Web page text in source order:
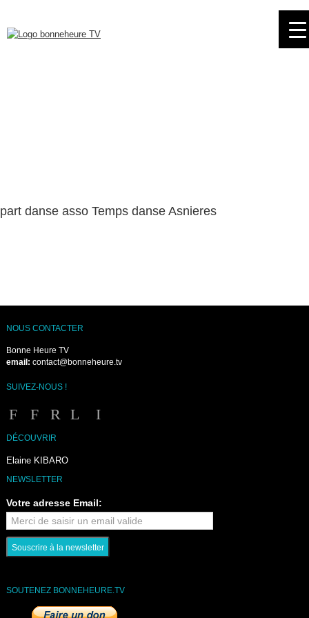
navigation
part danse asso Temps danse Asnieres
NOUS CONTACTER
Bonne Heure TV
email: contact@bonneheure.tv
SUIVEZ-NOUS !
DÉCOUVRIR
Elaine KIBARO
NEWSLETTER
Votre adresse Email:
SOUTENEZ BONNEHEURE.TV